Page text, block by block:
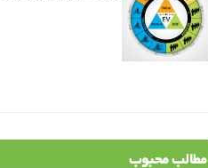
مطالب محبوب